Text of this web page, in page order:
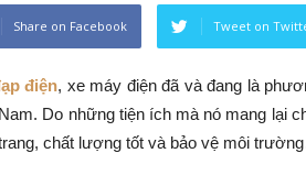
Share on Facebook Tweet on
điện, xe máy điện đã và đang là
Do những tiện ích mà nó mang lại
chất lượng tốt và bảo vệ môi